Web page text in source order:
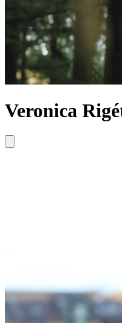
Veronica